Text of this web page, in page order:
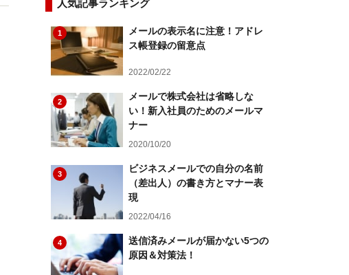
人気記事ランキング
1
メールの表示名に注意！アドレ
ス帳登録の留意点
2022/02/22
2
メールで株式会社は省略しな
い！新入社員のためのメールマ
ナー
2020/10/20
3
ビジネスメールでの自分の名前
（差出人）の書き方とマナー表
現
2022/04/16
4
送信済みメールが届かない5つの
原因＆対策法！